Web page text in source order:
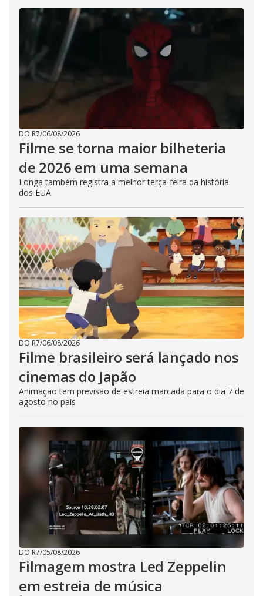
DO R7/06/08/2026
Filme se torna maior bilheteria
de 2026 em uma semana
Longa também registra a melhor terça-feira da história
dos EUA
DO R7/06/08/2026
Filme brasileiro será lançado nos
cinemas do Japão
Animação tem previsão de estreia marcada para o dia 7 de
agosto no país
DO R7/05/08/2026
Filmagem mostra Led Zeppelin
em estreia de música